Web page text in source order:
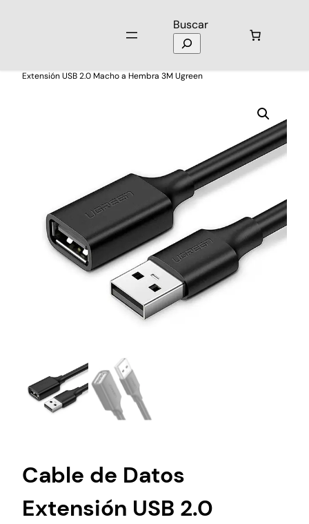
Buscar
Extensión USB 2.0 Macho a Hembra 3M Ugreen
Cable de Datos
Extensión USB 2.0